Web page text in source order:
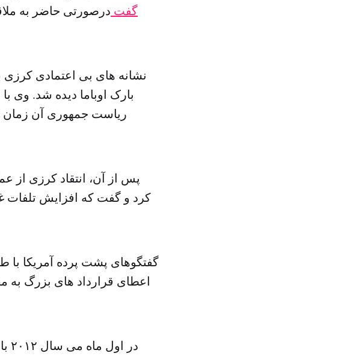
گفت درصورتی حاضر به
بارک اوباما دیده شد. وی
ریاست جمهوری آن زمان
پس از آن، انتقاد کرزی از
کرد و گفت که افزایش تلفات
گفتگوهای پشت پرده آمریکا با
اعطای قرارداد های بزرگ به